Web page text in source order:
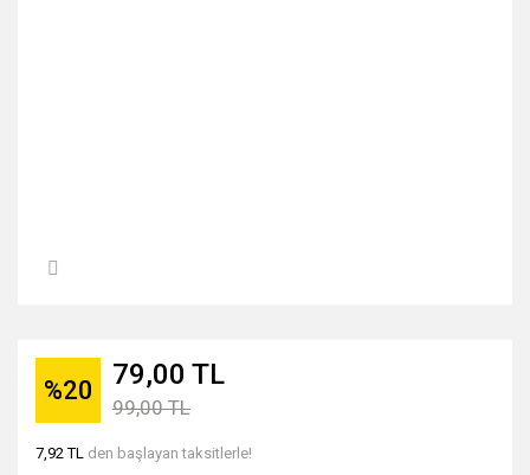
%20 79,00 TL
99,00 TL
7,92 TL den başlayan taksitlerle!